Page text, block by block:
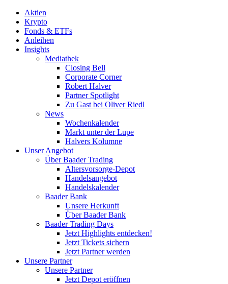
Aktien
Krypto
Fonds & ETFs
Anleihen
Insights
Mediathek
Closing Bell
Corporate Corner
Robert Halver
Partner Spotlight
Zu Gast bei Oliver Riedl
News
Wochenkalender
Markt unter der Lupe
Halvers Kolumne
Unser Angebot
Über Baader Trading
Altersvorsorge-Depot
Handelsangebot
Handelskalender
Baader Bank
Unsere Herkunft
Über Baader Bank
Baader Trading Days
Jetzt Highlights entdecken!
Jetzt Tickets sichern
Jetzt Partner werden
Unsere Partner
Unsere Partner
Jetzt Depot eröffnen